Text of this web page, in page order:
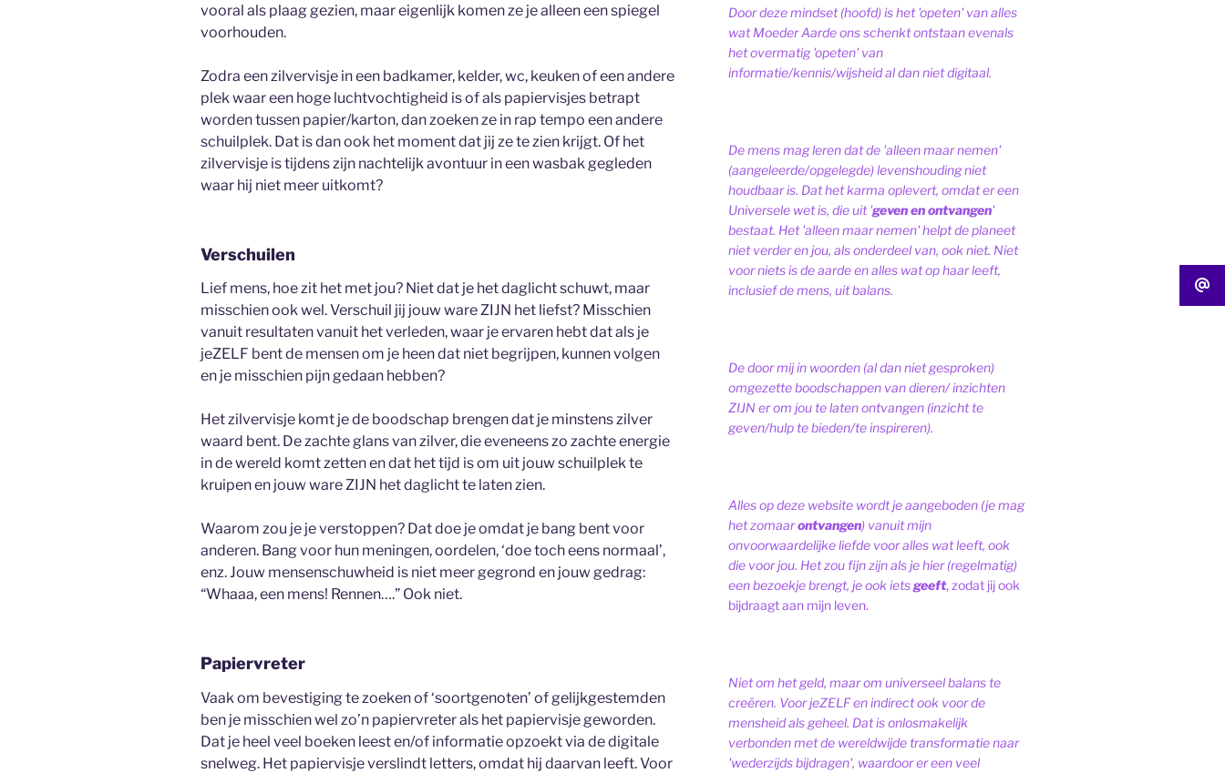
vooral als plaag gezien, maar eigenlijk komen ze je alleen een spiegel
voorhouden.
Zodra een zilvervisje in een badkamer, kelder, wc, keuken of een andere
plek waar een hoge luchtvochtigheid is of als papiervisjes betrapt
worden tussen papier/karton, dan zoeken ze in rap tempo een andere
schuilplek. Dat is dan ook het moment dat jij ze te zien krijgt. Of het
zilvervisje is tijdens zijn nachtelijk avontuur in een wasbak gegleden
waar hij niet meer uitkomt?
Verschuilen
Lief mens, hoe zit het met jou? Niet dat je het daglicht schuwt, maar
misschien ook wel. Verschuil jij jouw ware ZIJN het liefst? Misschien
vanuit resultaten vanuit het verleden, waar je ervaren hebt dat als je
jeZELF bent de mensen om je heen dat niet begrijpen, kunnen volgen
en je misschien pijn gedaan hebben?
Het zilvervisje komt je de boodschap brengen dat je minstens zilver
waard bent. De zachte glans van zilver, die eveneens zo zachte energie
in de wereld komt zetten en dat het tijd is om uit jouw schuilplek te
kruipen en jouw ware ZIJN het daglicht te laten zien.
Waarom zou je je verstoppen? Dat doe je omdat je bang bent voor
anderen. Bang voor hun meningen, oordelen, ‘doe toch eens normaal’,
enz. Jouw mensenschuwheid is niet meer gegrond en jouw gedrag:
“Whaaa, een mens! Rennen….” Ook niet.
Papiervreter
Vaak om bevestiging te zoeken of ‘soortgenoten’ of gelijkgestemden
ben je misschien wel zo’n papiervreter als het papiervisje geworden.
Dat je heel veel boeken leest en/of informatie opzoekt via de digitale
snelweg. Het papiervisje verslindt letters, omdat hij daarvan leeft. Voor
Door deze mindset (hoofd) is het 'opeten' van alles
wat Moeder Aarde ons schenkt ontstaan evenals
het overmatig 'opeten' van
informatie/kennis/wijsheid al dan niet digitaal.
De mens mag leren dat de 'alleen maar nemen'
(aangeleerde/opgelegde) levenshouding niet
houdbaar is. Dat het karma oplevert, omdat er een
Universele wet is, die uit 'geven en ontvangen'
bestaat. Het 'alleen maar nemen' helpt de planeet
niet verder en jou, als onderdeel van, ook niet. Niet
voor niets is de aarde en alles wat op haar leeft,
inclusief de mens, uit balans.
De door mij in woorden (al dan niet gesproken)
omgezette boodschappen van dieren/ inzichten
ZIJN er om jou te laten ontvangen (inzicht te
geven/hulp te bieden/te inspireren).
Alles op deze website wordt je aangeboden (je mag
het zomaarontvangen) vanuit mijn
onvoorwaardelijke liefde voor alles wat leeft, ook
die voor jou. Het zou fijn zijn als je hier (regelmatig)
een bezoekje brengt, je ook ietsgeeft, zodat jij ook
bijdraagt aan mijn leven.
Niet om het geld, maar om universeel balans te
creëren. Voor jeZELF en indirect ook voor de
mensheid als geheel. Dat is onlosmakelijk
verbonden met de wereldwijde transformatie naar
'wederzijds bijdragen', waardoor er een veel